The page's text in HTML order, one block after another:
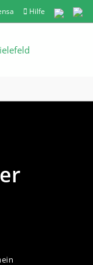
Hilfe